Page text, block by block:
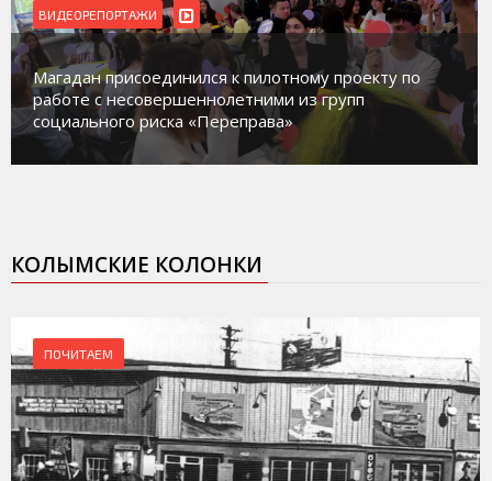
ВИДЕОРЕПОРТАЖИ
Магадан присоединился к пилотному проекту по
работе с несовершеннолетними из групп
социального риска «Переправа»
КОЛЫМСКИЕ КОЛОНКИ
ПОЧИТАЕМ